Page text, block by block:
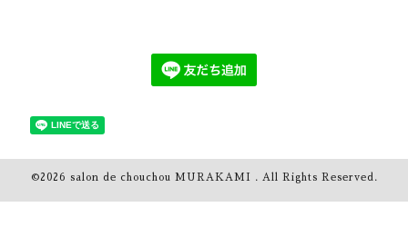
©2026 salon de chouchou MURAKAMI . All Rights Reserved.